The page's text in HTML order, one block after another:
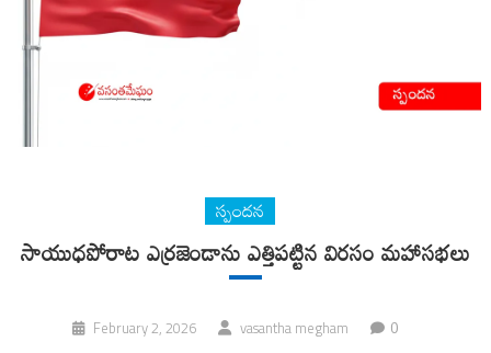
స్పందన
సాయుధపోరాట ఎర్రజెండాను ఎత్తిపట్టిన విరసం మహాసభలు
February 2, 2026 vasantha megham 0